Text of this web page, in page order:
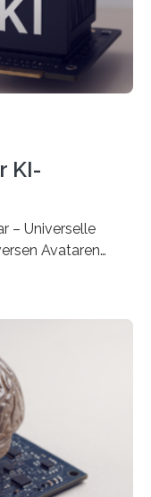
KI-
– Universelle
Avataren
Euro. Dabei
gemeinsam mit
gestützte
für realistische
und
Avatare zu
ganzheitliche
Gestik